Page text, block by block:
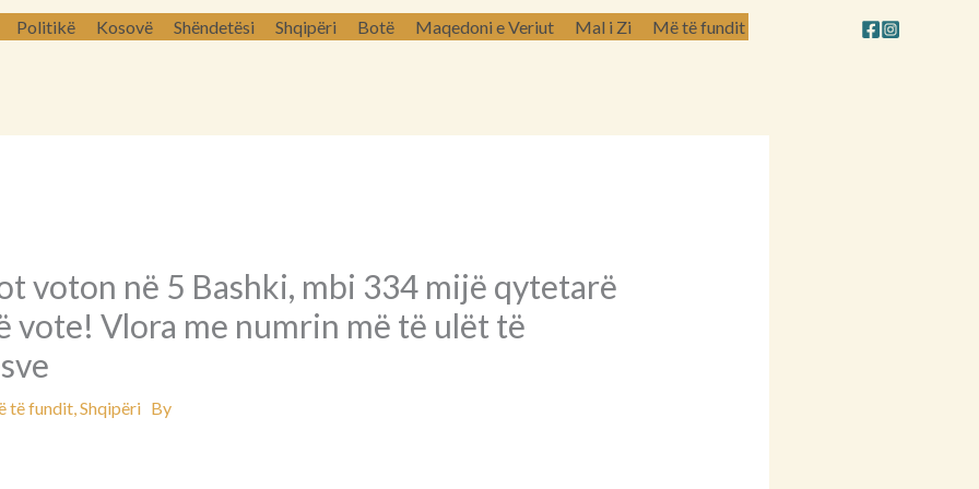
Politikë Kosovë Shëndetësi Shqipëri Botë Maqedoni e Veriut Mal i Zi Më të fundit
voton në 5 Bashki, mbi 334 mijë qytetarë
vote! Vlora me numrin më të ulët të
të fundit,ShqipëriBy